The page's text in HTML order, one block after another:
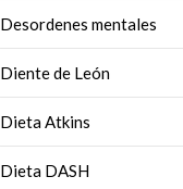
Desordenes mentales
Diente de León
Dieta Atkins
Dieta DASH